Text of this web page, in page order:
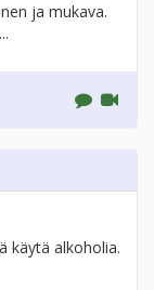
ja mukava.
käytä alkoholia.